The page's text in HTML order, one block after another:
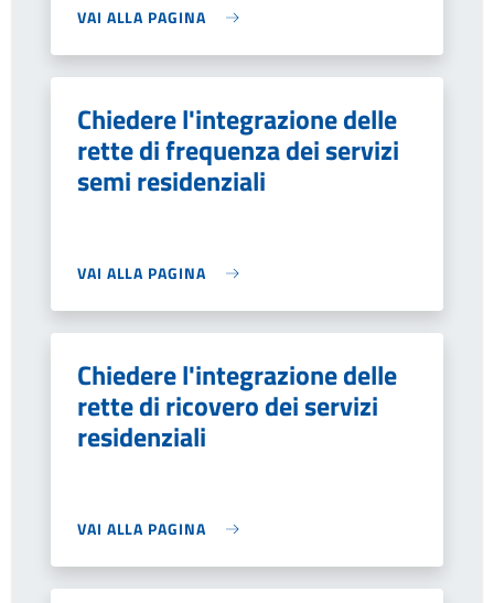
VAI ALLA PAGINA
Chiedere l'integrazione delle
rette di frequenza dei servizi
semi residenziali
VAI ALLA PAGINA
Chiedere l'integrazione delle
rette di ricovero dei servizi
residenziali
VAI ALLA PAGINA